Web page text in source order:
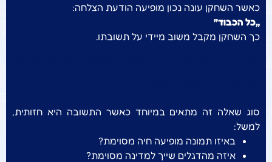
כאשר השחקן עונה נכון מופיעה הודעת הצלחה:
„כל הכבוד”
כך השחקן מקבל משוב מיידי על תשובתו.
סוג שאלה זה מתאים במיוחד כאשר התשובה היא חזותית,
למשל:
באיזו תמונה מופיעה חיה מסוימת?
איזה מהדגלים שייך למדינה מסוימת?